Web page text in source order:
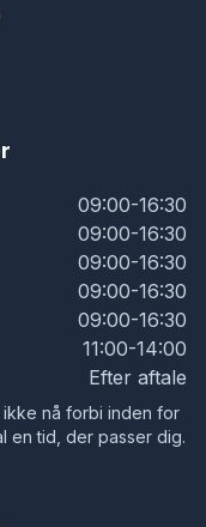
09:00-16:30
09:00-16:30
09:00-16:30
09:00-16:30
09:00-16:30
11:00-14:00
Efter aftale
nå forbi inden for
en tid, der passer dig.